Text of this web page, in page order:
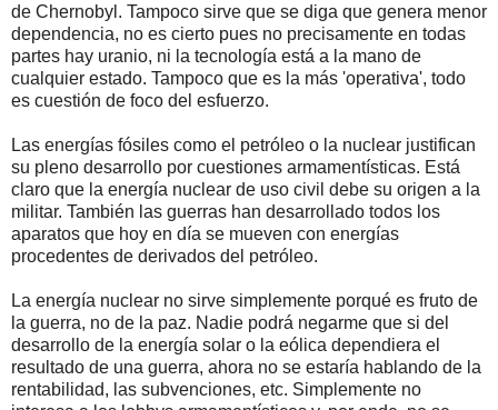
de Chernobyl. Tampoco sirve que se diga que genera menor
dependencia, no es cierto pues no precisamente en todas
partes hay uranio, ni la tecnología está a la mano de
cualquier estado. Tampoco que es la más 'operativa', todo
es cuestión de foco del esfuerzo.
Las energías fósiles como el petróleo o la nuclear justifican
su pleno desarrollo por cuestiones armamentísticas. Está
claro que la energía nuclear de uso civil debe su origen a la
militar. También las guerras han desarrollado todos los
aparatos que hoy en día se mueven con energías
procedentes de derivados del petróleo.
La energía nuclear no sirve simplemente porqué es fruto de
la guerra, no de la paz. Nadie podrá negarme que si del
desarrollo de la energía solar o la eólica dependiera el
resultado de una guerra, ahora no se estaría hablando de la
rentabilidad, las subvenciones, etc. Simplemente no